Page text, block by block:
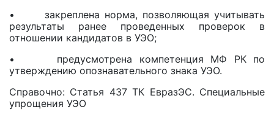
• закреплена норма, позволяющая учитывать
результаты ранее проведенных проверок в
отношении кандидатов в УЭО;
• предусмотрена компетенция МФ РК по
утверждению опознавательного знака УЭО.
Справочно: Статья 437 ТК ЕвразЭС. Специальные
упрощения УЭО